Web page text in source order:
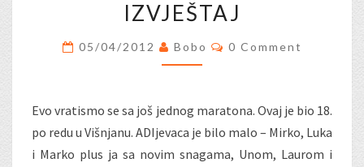
2012.
IZVJEŠTAJ
05/04/2012 Bobo Comments
0 Comment
Evo vratismo se sa još jednog maratona. Ovaj je bio 18.
po redu u Višnjanu. ADIjevaca je bilo malo – Mirko, Luka
i Marko plus ja sa novim snagama, Unom, Laurom i